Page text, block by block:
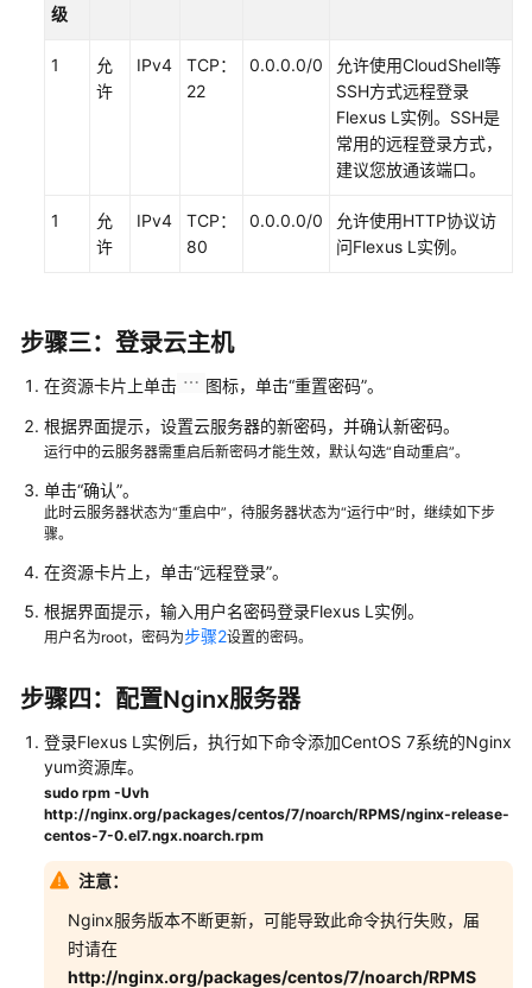
级
1
允
许
IPv4
TCP：
22
0.0.0.0/0
允许使用CloudShell等
SSH方式远程登录
Flexus L实例。SSH是
常用的远程登录方式，
建议您放通该端口。
1
允
许
IPv4
TCP：
80
0.0.0.0/0
允许使用HTTP协议访
问Flexus L实例。
步骤三：登录云主机
在资源卡片上单击 图标，单击“重置密码”。
根据界面提示，设置云服务器的新密码，并确认新密码。
运行中的云服务器需重启后新密码才能生效，默认勾选“自动重启”。
单击“确认”。
此时云服务器状态为“重启中”，待服务器状态为“运行中”时，继续如下步
骤。
在资源卡片上，单击“远程登录”。
根据界面提示，输入用户名密码登录Flexus L实例。
用户名为root，密码为步骤2设置的密码。
步骤四：配置Nginx服务器
登录Flexus L实例后，执行如下命令添加CentOS 7系统的Nginx
yum资源库。
sudo rpm -Uvh
http://nginx.org/packages/centos/7/noarch/RPMS/nginx-release-
centos-7-0.el7.ngx.noarch.rpm
注意：
Nginx服务版本不断更新，可能导致此命令执行失败，届
时请在
http://nginx.org/packages/centos/7/noarch/RPMS